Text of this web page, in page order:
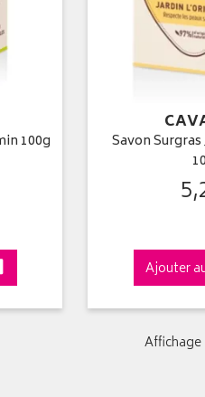
100g
Savon
5,
Ajouter
Affichage